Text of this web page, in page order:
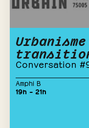
Conversation
Amphi B
19h – 21h